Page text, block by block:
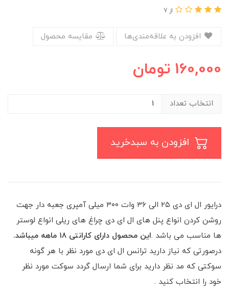
از 7
مقایسه محصول
160,000 تومان
انتخاب تعداد
درایور ال ای دی ۲۵ الی ۳۶ وات ۳۰۰ میلی آمپری جعبه دار جهت
روشن کردن انواع پنل های ال ای دی چراغ های ریلی انواع لوستر
ها مناسب می باشد .این محصول دارای کارانتی ۱۸ ماهه میباشد.
درصورتی که نیاز دارید ترانس ال ای دی مورد نظر با هر گونه
سوکتی که مد نظر دارید برای شما ارسال گردد سوکت مورد نظر
خود را انتخاب کنید .